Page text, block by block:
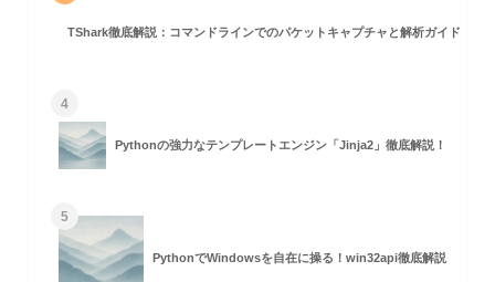
TShark徹底解説：コマンドラインでのパケットキャプチャと解析ガイド
4
Pythonの強力なテンプレートエンジン「Jinja2」徹底解説！
5
PythonでWindowsを自在に操る！win32api徹底解説